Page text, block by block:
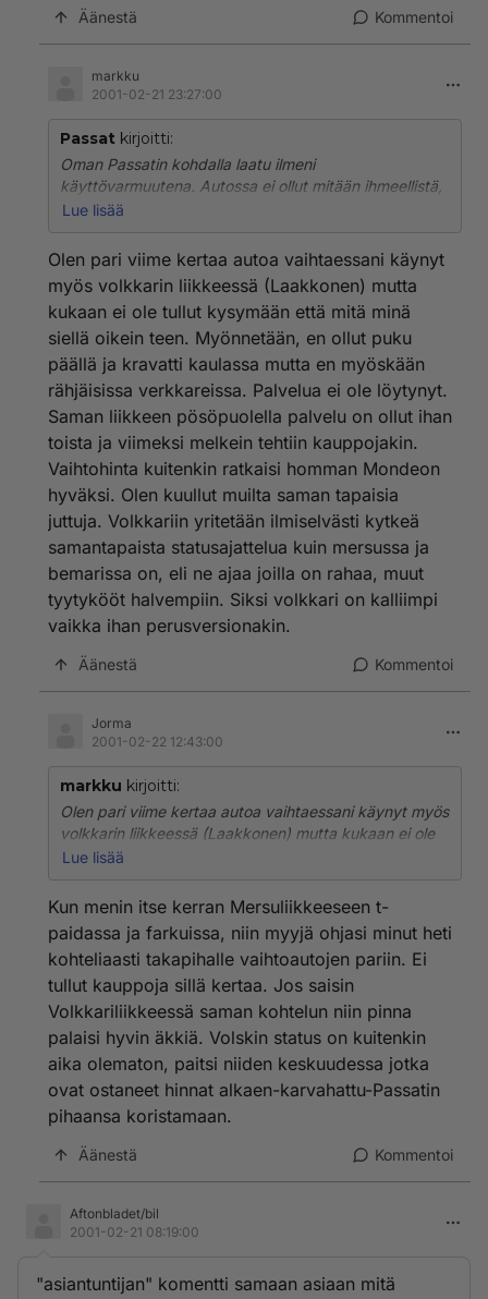
Äänestä Kommentoi
markku
2001-02-21 23:27:00
Passat kirjoitti:
Oman Passatin kohdalla laatu ilmeni
käyttövarmuutena. Autossa ei ollut mitään ihmeellistä,
mutta kaikki toimi. (TDI Passat) vaihdoin auton TD-
"testivoittaja" /ei kestotesti voittaja. Otti pannuun kun
auto oli aina pajalla ja esim osia ei saannut. Oli 3
viikkoa pajalla kun ei ollut osia! Soittelin mahantuojat ja
etc läpi ja ymmärsin ostaneeni Englantilaisen auton
jossa ei huolto toimi. Ajan vuosittain noin 60-70000km
ja ymmärrät miksi adrenaali kohosi ylemmäksi kuin
Isometsän doping hiihtojen.Vaihdoin Monzan Tojon
Anjovikseen ja ko auto on pelannut kuin Passat.
Passatin kohdalla oli probleema , jun olisin hieronut
kauppaa, niin olisi pitänyt laittaa 80 000mk väliä 1,5
vuotta vanhan auton kanssa.TDI-Variant.
puheet että arvo säilyy, kannattaa käydä uudestaan ,
jos ostat auton Laakkoselta.
Lue lisää
Olen pari viime kertaa autoa vaihtaessani käynyt
myös volkkarin liikkeessä (Laakkonen) mutta
kukaan ei ole tullut kysymään että mitä minä
siellä oikein teen. Myönnetään, en ollut puku
päällä ja kravatti kaulassa mutta en myöskään
rähjäisissa verkkareissa. Palvelua ei ole löytynyt.
Saman liikkeen pösöpuolella palvelu on ollut ihan
toista ja viimeksi melkein tehtiin kauppojakin.
Vaihtohinta kuitenkin ratkaisi homman Mondeon
hyväksi. Olen kuullut muilta saman tapaisia
juttuja. Volkkariin yritetään ilmiselvästi kytkeä
samantapaista statusajattelua kuin mersussa ja
bemarissa on, eli ne ajaa joilla on rahaa, muut
tyytykööt halvempiin. Siksi volkkari on kalliimpi
vaikka ihan perusversionakin.
Äänestä Kommentoi
Jorma
2001-02-22 12:43:00
markku kirjoitti:
Olen pari viime kertaa autoa vaihtaessani käynyt myös
volkkarin liikkeessä (Laakkonen) mutta kukaan ei ole
tullut kysymään että mitä minä siellä oikein teen.
mutta en myöskään rähjäisissa verkkareissa. Palvelua
ollut ihan toista ja viimeksi melkein tehtiin kauppojakin.
Vaihtohinta kuitenkin ratkaisi homman Mondeon
hyväksi. Olen kuullut muilta saman tapaisia juttuja.
Volkkariin yritetään ilmiselvästi kytkeä samantapaista
statusajattelua kuin mersussa ja bemarissa on, eli ne
ajaa joilla on rahaa, muut tyytykööt halvempiin. Siksi
volkkari on kalliimpi vaikka ihan perusversionakin.
Lue lisää
Kun menin itse kerran Mersuliikkeeseen t-
paidassa ja farkuissa, niin myyjä ohjasi minut heti
kohteliaasti takapihalle vaihtoautojen pariin. Ei
tullut kauppoja sillä kertaa. Jos saisin
Volkkariliikkeessä saman kohtelun niin pinna
palaisi hyvin äkkiä. Volskin status on kuitenkin
aika olematon, paitsi niiden keskuudessa jotka
ovat ostaneet hinnat alkaen-karvahattu-Passatin
pihaansa koristamaan.
Äänestä Kommentoi
Aftonbladet/bil
2001-02-21 08:19:00
"asiantuntijan" komentti samaan asiaan mitä